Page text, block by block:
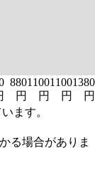
880
円
1100
円
1100
円
1380
円
ます。
る場合がありま